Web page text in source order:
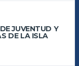
JUVENTUD Y
DE LA ISLA